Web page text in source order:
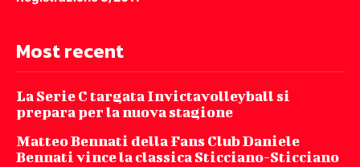
Most recent
La Serie C targata Invictavolleyball si
prepara per la nuova stagione
Matteo Bennati della Fans Club Daniele
Bennati vince la classica Sticciano-Sticciano